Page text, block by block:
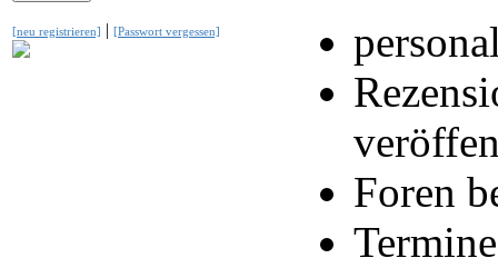
[neu registrieren] | [Passwort vergessen]
Foren